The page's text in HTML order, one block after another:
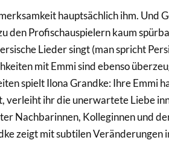
hauptsächlich ihm. Und
den Profischauspielern kaum
Lieder singt (man spricht
mit Emmi sind ebenso
spielt Ilona Grandke: Ihre Emmi
verleiht ihr die unerwartete Liebe
Nachbarinnen, Kolleginnen und
zeigt mit subtilen Veränderungen